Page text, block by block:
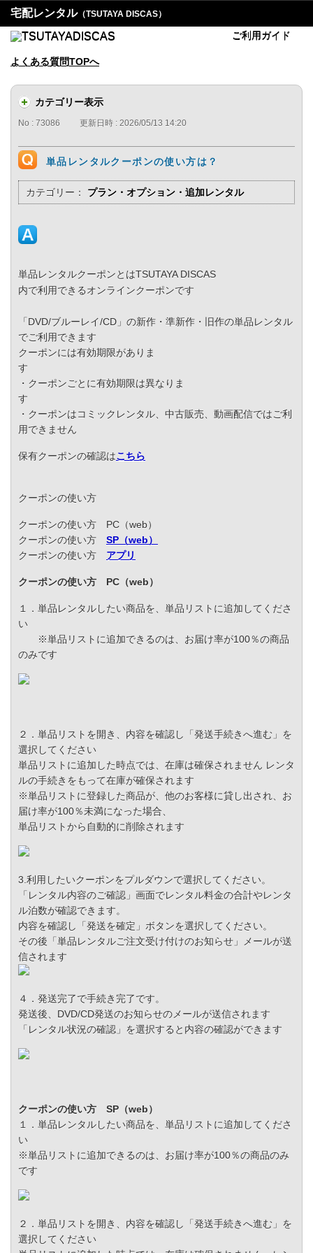
宅配レンタル（TSUTAYA DISCAS）
ご利用ガイド
よくある質問TOPへ
カテゴリー表示
No : 73086 更新日時 : 2026/05/13 14:20
単品レンタルクーポンの使い方は？
カテゴリー： プラン・オプション・追加レンタル
単品レンタルクーポンとはTSUTAYA DISCAS
内で利用できるオンラインクーポンです
「DVD/ブルーレイ/CD」の新作・準新作・旧作の単品レンタル
でご利用できます
クーポンには有効期限がありま
す
・クーポンごとに有効期限は異なりま
す
・クーポンはコミックレンタル、中古販売、動画配信ではご利
用できません
保有クーポンの確認はこちら
クーポンの使い方
クーポンの使い方 PC（web）
クーポンの使い方 SP（web）
クーポンの使い方 アプリ
クーポンの使い方 PC（web）
１．単品レンタルしたい商品を、単品リストに追加してくださ
い
※単品リストに追加できるのは、お届け率が100％の商品
のみです
２．単品リストを開き、内容を確認し「発送手続きへ進む」を
選択してください
単品リストに追加した時点では、在庫は確保されません レンタ
ルの手続きをもって在庫が確保されます
※単品リストに登録した商品が、他のお客様に貸し出され、お
届け率が100％未満になった場合、
単品リストから自動的に削除されます
3.利用したいクーポンをプルダウンで選択してください。
「レンタル内容のご確認」画面でレンタル料金の合計やレンタ
ル泊数が確認できます。
内容を確認し「発送を確定」ボタンを選択してください。
その後「単品レンタルご注文受け付けのお知らせ」メールが送
信されます
４．発送完了で手続き完了です。
発送後、DVD/CD発送のお知らせのメールが送信されます
「レンタル状況の確認」を選択すると内容の確認ができます
クーポンの使い方 SP（web）
１．単品レンタルしたい商品を、単品リストに追加してくださ
い
※単品リストに追加できるのは、お届け率が100％の商品のみ
です
２．単品リストを開き、内容を確認し「発送手続きへ進む」を
選択してください